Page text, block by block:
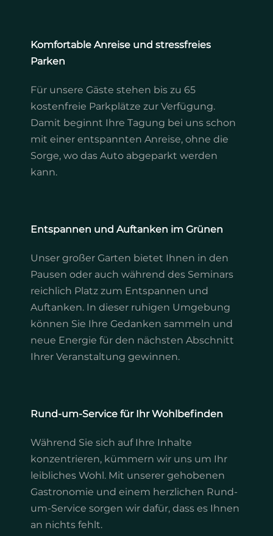
Komfortable Anreise und stressfreies
Parken
Für unsere Gäste stehen bis zu 65
kostenfreie Parkplätze zur Verfügung.
Damit beginnt Ihre Tagung bei uns schon
mit einer entspannten Anreise, ohne die
Sorge, wo das Auto abgeparkt werden
kann.
Entspannen und Auftanken im Grünen
Unser großer Garten bietet Ihnen in den
Pausen oder auch während des Seminars
reichlich Platz zum Entspannen und
Auftanken. In dieser ruhigen Umgebung
können Sie Ihre Gedanken sammeln und
neue Energie für den nächsten Abschnitt
Ihrer Veranstaltung gewinnen.
Rund-um-Service für Ihr Wohlbefinden
Während Sie sich auf Ihre Inhalte
konzentrieren, kümmern wir uns um Ihr
leibliches Wohl. Mit unserer gehobenen
Gastronomie und einem herzlichen Rund-
um-Service sorgen wir dafür, dass es Ihnen
an nichts fehlt.